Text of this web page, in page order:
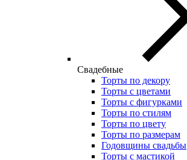
Свадебные
Торты по декору
Торты с цветами
Торты с фигурками
Торты по стилям
Торты по цвету
Торты по размерам
Годовщины свадьбы
Торты с мастикой